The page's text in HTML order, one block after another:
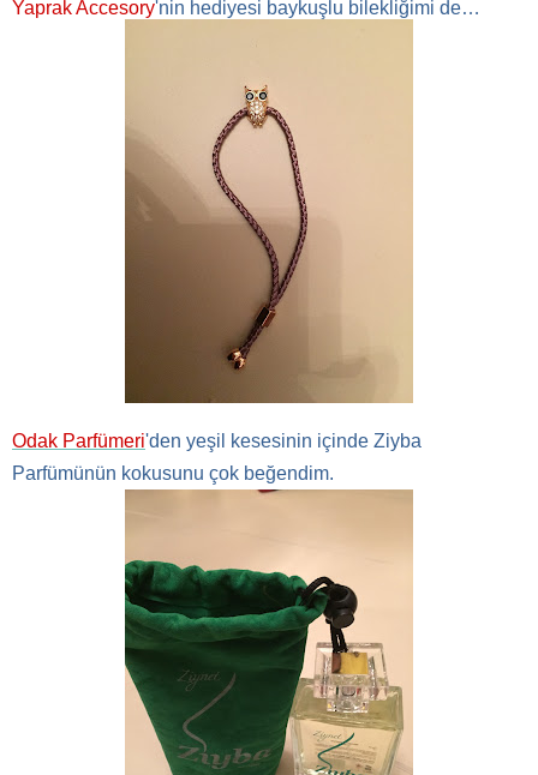
Yaprak Accesory'nin hediyesi baykuşlu bilekliğimi de…
Odak Parfümeri'den yeşil kesesinin içinde Ziyba
Parfümünün kokusunu çok beğendim.